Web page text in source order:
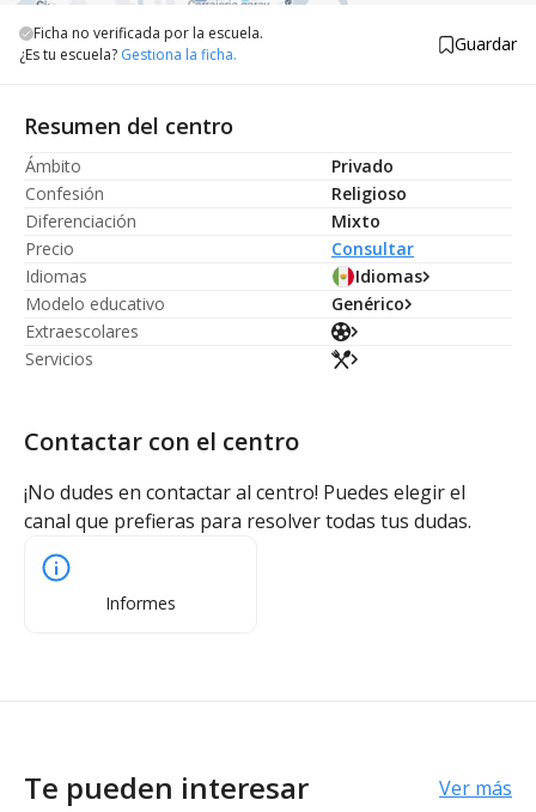
Ficha no verificada por la escuela.
¿Es tu escuela? Gestiona la ficha. Guardar
Resumen del centro
Ámbito
Privado
Confesión
Religioso
Diferenciación
Mixto
Precio
Consultar
Idiomas
Idiomas
Modelo educativo
Genérico
Extraescolares
Servicios
Contactar con el centro
¡No dudes en contactar al centro! Puedes elegir el
canal que prefieras para resolver todas tus dudas.
Informes
Te pueden interesar Ver más